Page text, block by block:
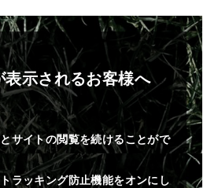
表示されるお客様へ
サイトの閲覧を続けることがで
ラッキング防止機能をオンにし